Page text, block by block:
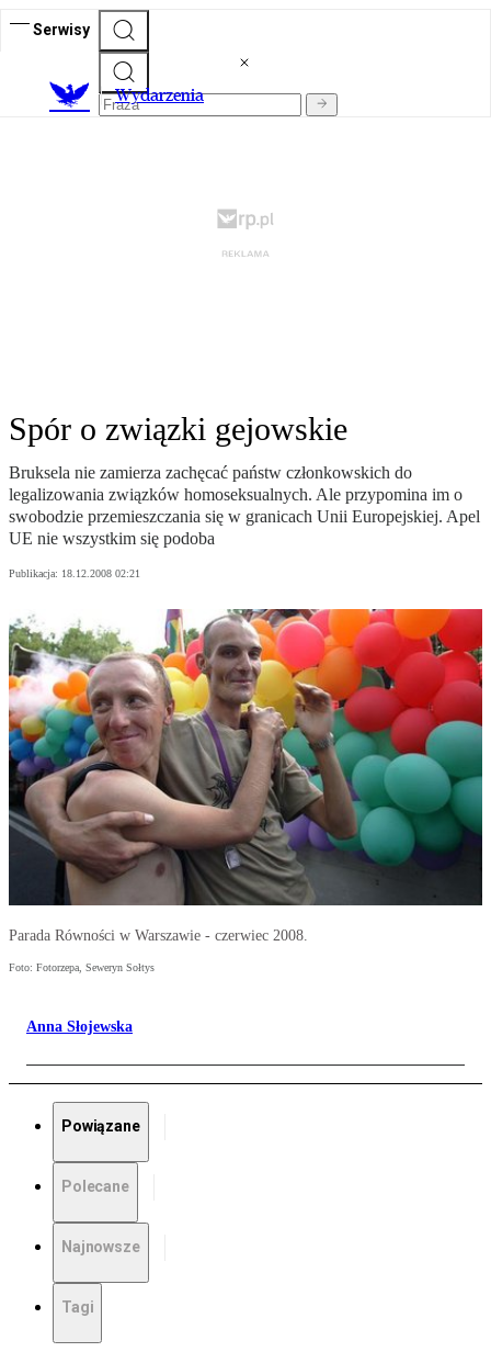
Serwisy
Wydarzenia
Spór o związki gejowskie
Bruksela nie zamierza zachęcać państw członkowskich do
legalizowania związków homoseksualnych. Ale przypomina im o
swobodzie przemieszczania się w granicach Unii Europejskiej. Apel
UE nie wszystkim się podoba
Publikacja: 18.12.2008 02:21
Parada Równości w Warszawie - czerwiec 2008.
Foto: Fotorzepa, Seweryn Sołtys
Anna Słojewska
Powiązane
Polecane
Najnowsze
Tagi